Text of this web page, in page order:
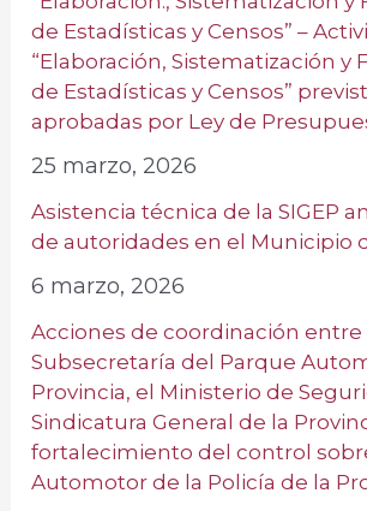
de Estadísticas y Censos” –
“Elaboración, Sistematización y
de Estadísticas y Censos”
aprobadas por Ley de
25 marzo, 2026
Asistencia técnica de la SIGEP
de autoridades en el Municipio
6 marzo, 2026
Acciones de coordinación entre
Subsecretaría del Parque
Provincia, el Ministerio de
Sindicatura General de la
fortalecimiento del control
Automotor de la Policía de la